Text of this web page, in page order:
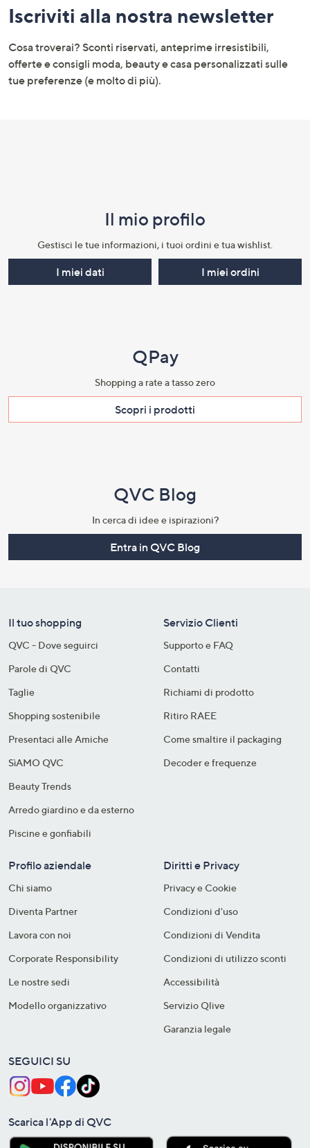
menu
e
informazioni
Iscriviti alla nostra newsletter
Cosa troverai? Sconti riservati, anteprime irresistibili,
offerte e consigli moda, beauty e casa personalizzati sulle
tue preferenze (e molto di più).
Il mio profilo​
Gestisci le tue informazioni, i tuoi ordini e tua wishlist.​
I miei dati I miei ordini
QPay
Shopping a rate a tasso zero​
Scopri i prodotti​
QVC Blog
In cerca di idee e ispirazioni?
Entra in QVC Blog
Il tuo shopping
QVC - Dove seguirci
Parole di QVC
Taglie
Shopping sostenibile​
Presentaci alle Amiche
SìAMO QVC
Beauty Trends
Arredo giardino e da esterno
Piscine e gonfiabili
Servizio Clienti
Supporto e FAQ
Contatti
Richiami di prodotto
Ritiro RAEE
Come smaltire il packaging​
Decoder e frequenze​
Profilo aziendale
Chi siamo
Diventa Partner
Lavora con noi
Corporate Responsibility
Le nostre sedi
Modello organizzativo
Diritti e Privacy
Privacy e Cookie
Condizioni d'uso
Condizioni di Vendita
Condizioni di utilizzo sconti
Accessibilità
Servizio Qlive
Garanzia legale
SEGUICI SU
Scarica l'App di QVC